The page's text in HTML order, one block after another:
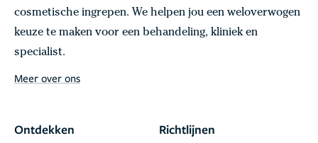
cosmetische ingrepen. We helpen jou een weloverwogen
keuze te maken voor een behandeling, kliniek en
specialist.
Meer over ons
Ontdekken Richtlijnen